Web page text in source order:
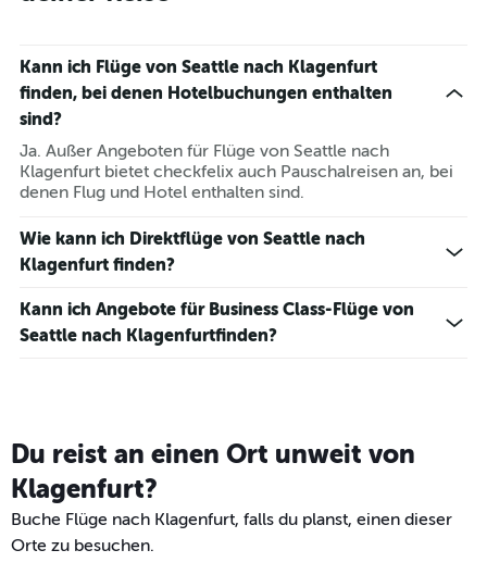
Kann ich Flüge von Seattle nach Klagenfurt
finden, bei denen Hotelbuchungen enthalten
sind?
Ja. Außer Angeboten für Flüge von Seattle nach
Klagenfurt bietet checkfelix auch Pauschalreisen an, bei
denen Flug und Hotel enthalten sind.
Wie kann ich Direktflüge von Seattle nach
Klagenfurt finden?
Kann ich Angebote für Business Class-Flüge von
Seattle nach Klagenfurtfinden?
Du reist an einen Ort unweit von
Klagenfurt?
Buche Flüge nach Klagenfurt, falls du planst, einen dieser
Orte zu besuchen.